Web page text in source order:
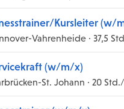
Kursleiter (w/
Vahrenheide · 37,5
(w/m/x)
St. Johann · 20